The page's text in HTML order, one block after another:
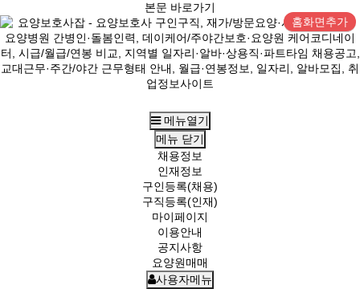
본문 바로가기
홈화면추가
메뉴열기
메뉴 닫기
채용정보
인재정보
구인등록(채용)
구직등록(인재)
마이페이지
이용안내
공지사항
요양원매매
사용자메뉴